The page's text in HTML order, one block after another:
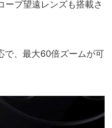
プ望遠レンズも搭載さ
で、最大60倍ズームが可